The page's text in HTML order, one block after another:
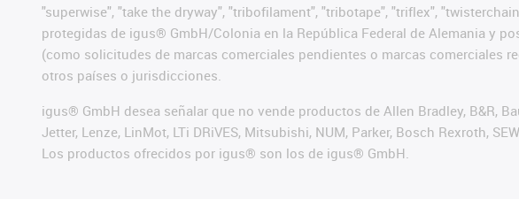
"superwise", "take the dryway", "tribofilament", "tribotape", "triflex",
protegidas de igus® GmbH/Colonia en la República Federal de Alemania y
(como solicitudes de marcas comerciales pendientes o marcas comerciales
otros países o jurisdicciones.
igus® GmbH desea señalar que no vende productos de Allen Bradley, B&R,
Jetter, Lenze, LinMot, LTi DRiVES, Mitsubishi, NUM, Parker, Bosch Rexroth,
Los productos ofrecidos por igus® son los de igus® GmbH.